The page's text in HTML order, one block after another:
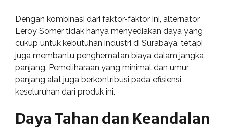
Dengan kombinasi dari faktor-faktor ini, alternator
Leroy Somer tidak hanya menyediakan daya yang
cukup untuk kebutuhan industri di Surabaya, tetapi
juga membantu penghematan biaya dalam jangka
panjang. Pemeliharaan yang minimal dan umur
panjang alat juga berkontribusi pada efisiensi
keseluruhan dari produk ini.
Daya Tahan dan Keandalan